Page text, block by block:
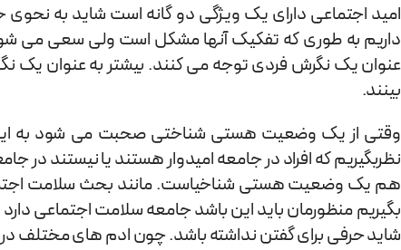
امید اجتماعی دارای یک ویژگی دو گانه است شاید به
داریم به طوری که تفکیک آنها مشکل است ولی سعی می
عنوان یک نگرش فردی توجه می کنند. بیشتر به عنوان یک
بینند.
وقتی از یک وضعیت هستی شناختی صحبت می شود به این
نظربگیریم که افراد در جامعه امیدوار هستند یا
هم یک وضعیت هستی شناخیاست. مانند بحث سلامت
بگیریم منظورمان باید این باشد جامعه سلامت اجتماعی
شاید حرفی برای گفتن نداشته باشد. چون ادم های مختلف